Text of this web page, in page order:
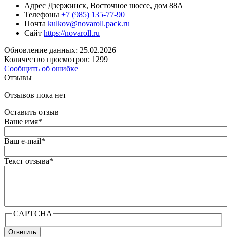
Адрес Дзержинск, Восточное шоссе, дом 88А
Телефоны +7 (985) 135-77-90
Почта kulkov@novaroll.pack.ru
Сайт https://novaroll.ru
Обновление данных: 25.02.2026
Количество просмотров: 1299
Сообщить об ошибке
Отзывы
Отзывов пока нет
Оставить отзыв
Ваше имя*
Ваш e-mail*
Текст отзыва*
CAPTCHA
Ответить